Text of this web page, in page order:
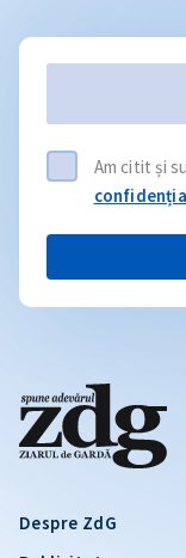
Despre ZdG
Am citit și